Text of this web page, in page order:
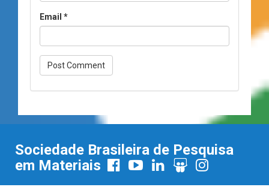
Email *
Sociedade Brasileira de Pesquisa
em Materiais